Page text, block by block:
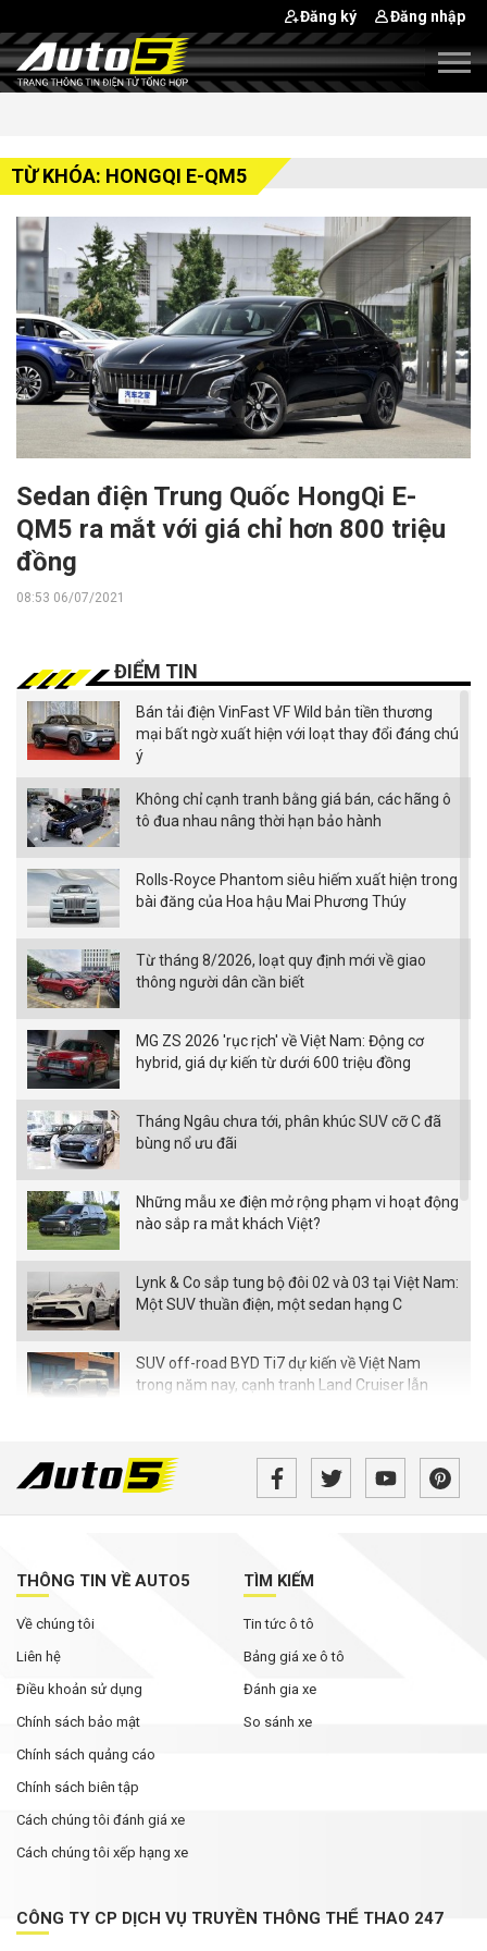
Đăng ký Đăng nhập
TỪ KHÓA: HONGQI E-QM5
Sedan điện Trung Quốc HongQi E-
QM5 ra mắt với giá chỉ hơn 800 triệu
đồng
08:53 06/07/2021
ĐIỂM TIN
Bán tải điện VinFast VF Wild bản tiền thương
mại bất ngờ xuất hiện với loạt thay đổi đáng chú
ý
Không chỉ cạnh tranh bằng giá bán, các hãng ô
tô đua nhau nâng thời hạn bảo hành
Rolls-Royce Phantom siêu hiếm xuất hiện trong
bài đăng của Hoa hậu Mai Phương Thúy
Từ tháng 8/2026, loạt quy định mới về giao
thông người dân cần biết
MG ZS 2026 'rục rịch' về Việt Nam: Động cơ
hybrid, giá dự kiến từ dưới 600 triệu đồng
Tháng Ngâu chưa tới, phân khúc SUV cỡ C đã
bùng nổ ưu đãi
Những mẫu xe điện mở rộng phạm vi hoạt động
nào sắp ra mắt khách Việt?
Lynk & Co sắp tung bộ đôi 02 và 03 tại Việt Nam:
Một SUV thuần điện, một sedan hạng C
SUV off-road BYD Ti7 dự kiến về Việt Nam
trong năm nay, cạnh tranh Land Cruiser lẫn
Xpander được ưu đãi cao nhất
của Honda tại Mỹ
THÔNG TIN VỀ AUTO5
Về chúng tôi
Liên hệ
Điều khoản sử dụng
Chính sách bảo mật
Chính sách quảng cáo
Chính sách biên tập
Cách chúng tôi đánh giá xe
Cách chúng tôi xếp hạng xe
TÌM KIẾM
Tin tức ô tô
Bảng giá xe ô tô
Đánh gia xe
So sánh xe
CÔNG TY CP DỊCH VỤ TRUYỀN THÔNG THỂ THAO 247